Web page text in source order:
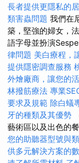
長者提供更隱私的
類害蟲問題 我們在
築，堅強的婦女，
語字母並扮演
律問題 美白療程，
提供隱密調查服務
外燴廠商，讓您的
林撥筋療法 專業
要求及規範 除白蟻
牙的種類及其優勢
藝術區以及出色的
您的助聽器型號與
供多元解決方案的